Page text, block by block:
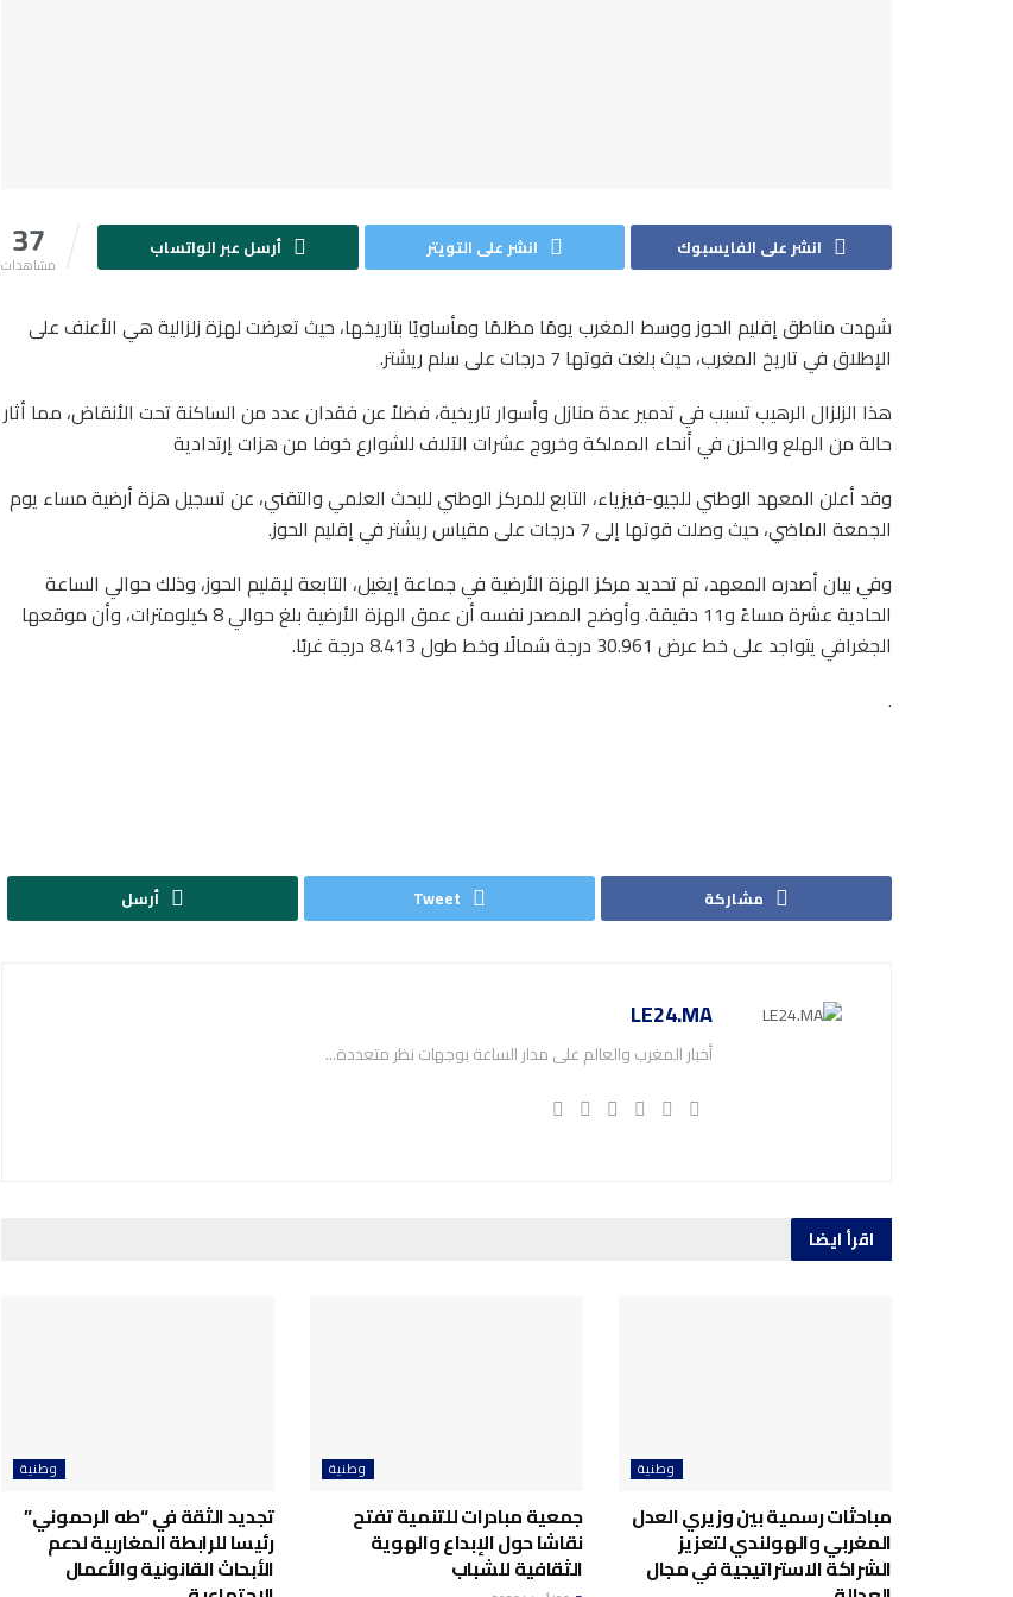
37
مشاهدات
انشر على الفايسبوك انشر على التويتر أرسل عبر الواتساب
شهدت مناطق إقليم الحوز ووسط المغرب يومًا مظلمًا ومأساويًا بتاريخها، حيث تعرضت لهزة زلزالية هي الأعنف على
الإطلاق في تاريخ المغرب، حيث بلغت قوتها 7 درجات على سلم ريشتر.
هذا الزلزال الرهيب تسبب في تدمير عدة منازل وأسوار تاريخية، فضلاً عن فقدان عدد من الساكنة تحت الأنقاض، مما أثار
حالة من الهلع والحزن في أنحاء المملكة وخروج عشرات الآلاف للشوارع خوفا من هزات إرتدادية
وقد أعلن المعهد الوطني للجيو-فيزياء، التابع للمركز الوطني للبحث العلمي والتقني، عن تسجيل هزة أرضية مساء يوم
الجمعة الماضي، حيث وصلت قوتها إلى 7 درجات على مقياس ريشتر في إقليم الحوز.
وفي بيان أصدره المعهد، تم تحديد مركز الهزة الأرضية في جماعة إيغيل، التابعة لإقليم الحوز، وذلك حوالي الساعة
الحادية عشرة مساءً و11 دقيقة. وأوضح المصدر نفسه أن عمق الهزة الأرضية بلغ حوالي 8 كيلومترات، وأن موقعها
الجغرافي يتواجد على خط عرض 30.961 درجة شمالًا وخط طول 8.413 درجة غربًا.
.
مشاركة Tweet أرسل
LE24.MA
أخبار المغرب والعالم على مدار الساعة بوجهات نظر متعددة...
اقرأ ايضا
وطنية
مباحثات رسمية بين وزيري العدل
المغربي والهولندي لتعزيز
الشراكة الاستراتيجية في مجال
وطنية
جمعية مبادرات للتنمية تفتح
نقاشا حول الإبداع والهوية
الثقافية للشباب
وطنية
تجديد الثقة في “طه الرحموني”
رئيسا للرابطة المغاربية لدعم
الأبحاث القانونية والأعمال